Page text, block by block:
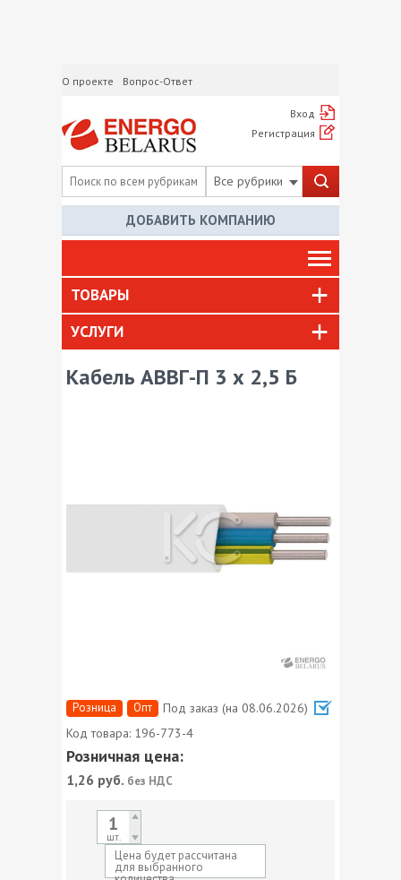
О проекте Вопрос-Ответ
Вход
Регистрация
Все рубрики
ДОБАВИТЬ КОМПАНИЮ
ТОВАРЫ
УСЛУГИ
Кабель АВВГ-П 3 х 2,5 Б
Розница Опт
Под заказ (на 08.06.2026)
Код товара: 196-773-4
Розничная цена:
1,26 руб. без НДС
шт.
Цена будет рассчитана
для выбранного